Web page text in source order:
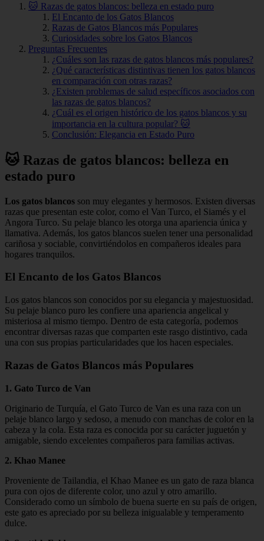
🐱 Razas de gatos blancos: belleza en estado puro
El Encanto de los Gatos Blancos
Razas de Gatos Blancos más Populares
Curiosidades sobre los Gatos Blancos
Preguntas Frecuentes
¿Cuáles son las razas de gatos blancos más populares?
¿Qué características distintivas tienen los gatos blancos
en comparación con otras razas?
¿Existen problemas de salud específicos asociados con
las razas de gatos blancos?
¿Cuál es el origen histórico de los gatos blancos y su
importancia en la cultura popular? 🐱
Conclusión: Elegancia en Estado Puro
🐱 Razas de gatos blancos: belleza en
estado puro
Los gatos blancos son muy elegantes y hermosos. Existen diversas
razas que presentan este color, como el Van Turco, el Siamés y el
Angora Turco. Su pelaje blanco les otorga una apariencia única y
llamativa. Además, los gatos blancos suelen tener una personalidad
cariñosa y sociable, convirtiéndolos en compañeros ideales para
hogares tranquilos.
El Encanto de los Gatos Blancos
Los gatos blancos son conocidos por su elegancia y majestuosidad.
Su pelaje blanco puro les confiere una apariencia angelical y
misteriosa al mismo tiempo. Dentro de esta categoría, podemos
encontrar diversas razas que comparten este rasgo distintivo, cada
una con sus propias particularidades que los hacen especiales.
Razas de Gatos Blancos más Populares
1. Gato Turco de Van
Originario de Turquía, el Gato Turco de Van es una raza con un
pelaje blanco largo y sedoso, a menudo con manchas de color en la
cabeza y la cola. Esta raza es conocida por su carácter juguetón y
amigable, siendo excelentes compañeros para familias activas.
2. Khao Manee
Proveniente de Tailandia, el Khao Manee es un gato de raza blanca
pura con ojos de diferente color, uno azul y otro amarillo.
Considerado como un símbolo de buena suerte en su país de origen,
este gato es apreciado por su belleza inigualable y temperamento
dulce.